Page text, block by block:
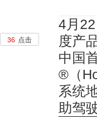
36 点击
4月
度产
中国
®（
系统
助驾